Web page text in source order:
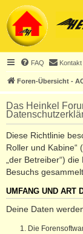
FAQ Kontakt
Foren-Übersicht -
Das Heinkel
Diese Richtlinie
Roller und Kabine“
„der Betreiber“)
Besuchs
UMFANG UND ART
Deine Daten
Die